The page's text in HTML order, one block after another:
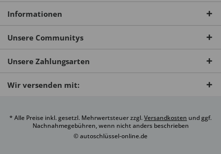
Informationen
Unsere Communitys
Unsere Zahlungsarten
Wir versenden mit:
* Alle Preise inkl. gesetzl. Mehrwertsteuer zzgl.Versandkosten und ggf.
Nachnahmegebühren, wenn nicht anders beschrieben
© autoschlüssel-online.de